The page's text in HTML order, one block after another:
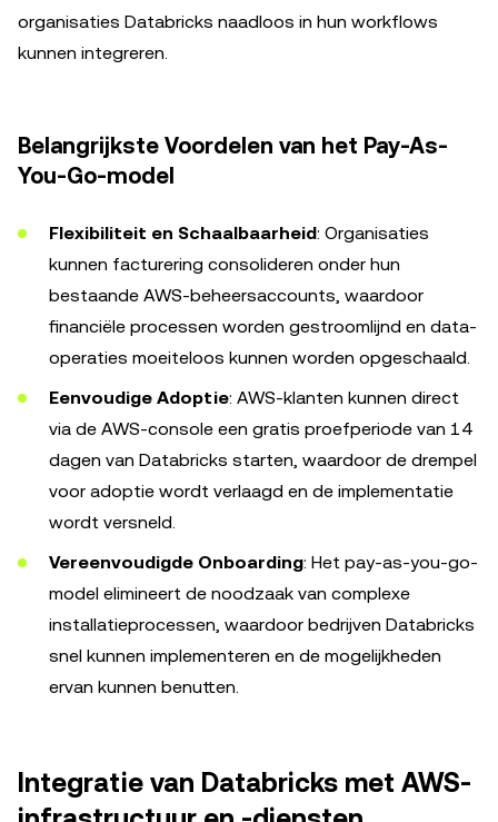
organisaties Databricks naadloos in hun workflows
kunnen integreren.
Belangrijkste Voordelen van het Pay-As-
You-Go-model
Flexibiliteit en Schaalbaarheid: Organisaties
kunnen facturering consolideren onder hun
bestaande AWS-beheersaccounts, waardoor
financiële processen worden gestroomlijnd en data-
operaties moeiteloos kunnen worden opgeschaald.
Eenvoudige Adoptie: AWS-klanten kunnen direct
via de AWS-console een gratis proefperiode van 14
dagen van Databricks starten, waardoor de drempel
voor adoptie wordt verlaagd en de implementatie
wordt versneld.
Vereenvoudigde Onboarding: Het pay-as-you-go-
model elimineert de noodzaak van complexe
installatieprocessen, waardoor bedrijven Databricks
snel kunnen implementeren en de mogelijkheden
ervan kunnen benutten.
Integratie van Databricks met AWS-